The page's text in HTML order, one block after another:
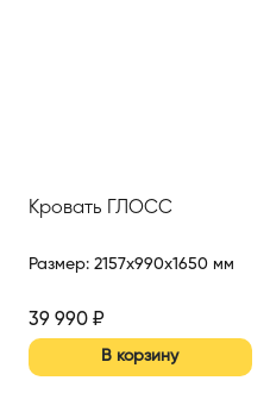
Кровать ГЛОСС
Размер: 2157x990x1650 мм
39 990 ₽
В корзину